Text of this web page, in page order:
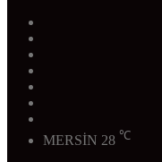
MERSİN 28 ℃